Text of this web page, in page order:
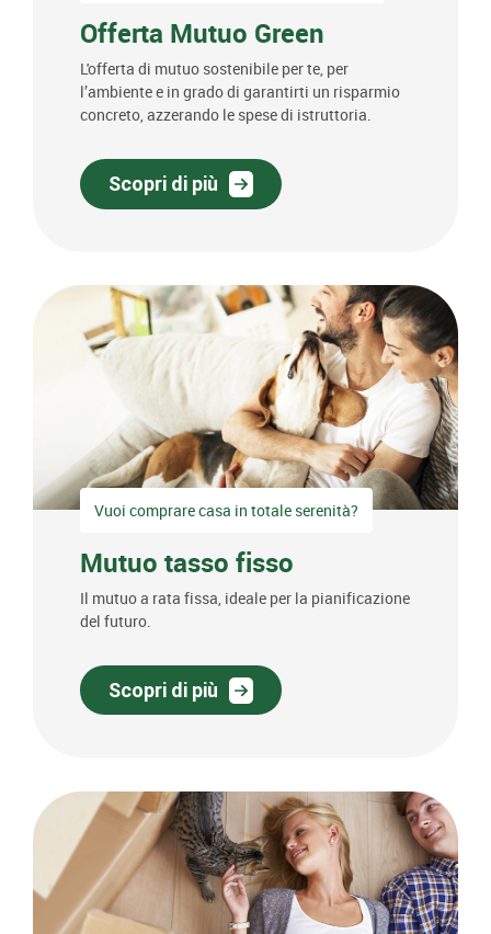
Offerta Mutuo Green
L'offerta di mutuo sostenibile per te, per
l’ambiente e in grado di garantirti un risparmio
concreto, azzerando le spese di istruttoria.
Scopri di più
Vuoi comprare casa in totale serenità?
Mutuo tasso fisso
Il mutuo a rata fissa, ideale per la pianificazione
del futuro.
Scopri di più